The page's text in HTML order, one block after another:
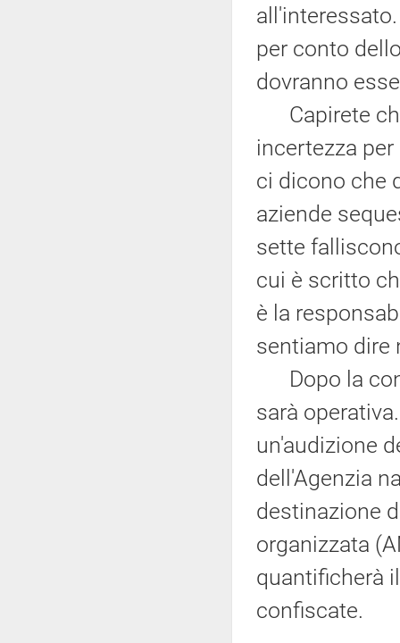
per conto
dovranno
Capirete
incertezza per
ci dicono che
aziende
sette
cui è scritto
è la
sentiamo dire
Dopo la
sarà
un'audizione
dell'Agenzia
destinazione
organizzata
quantificherà
confiscate.